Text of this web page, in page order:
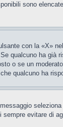
sono
con la «X»
qualcuno ha già
o se un
qualcuno ha
sempre evitare di